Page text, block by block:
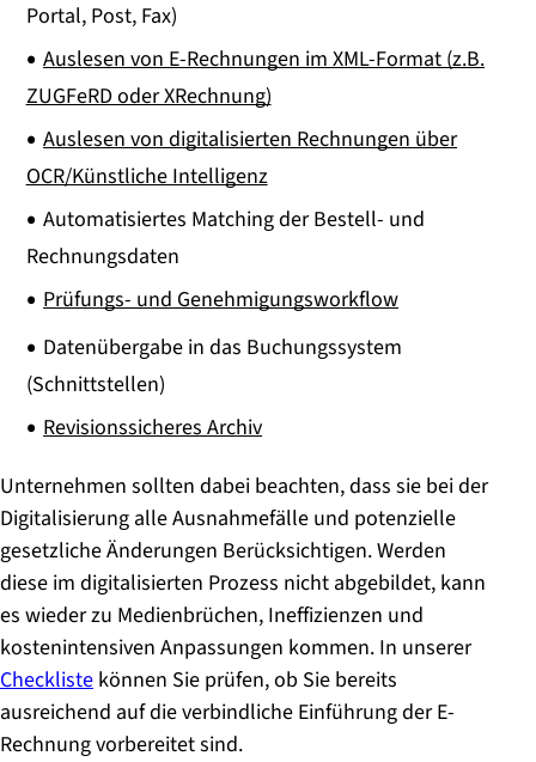
Portal, Post, Fax)
Auslesen von E-Rechnungen im XML-Format (z.B.
ZUGFeRD oder XRechnung)
Auslesen von digitalisierten Rechnungen über
OCR/Künstliche Intelligenz
Automatisiertes Matching der Bestell- und
Rechnungsdaten
Prüfungs- und Genehmigungsworkflow
Datenübergabe in das Buchungssystem
(Schnittstellen)
Revisionssicheres Archiv
Unternehmen sollten dabei beachten, dass sie bei der
Digitalisierung alle Ausnahmefälle und potenzielle
gesetzliche Änderungen Berücksichtigen. Werden
diese im digitalisierten Prozess nicht abgebildet, kann
es wieder zu Medienbrüchen, Ineffizienzen und
kostenintensiven Anpassungen kommen. In unserer
Checkliste können Sie prüfen, ob Sie bereits
ausreichend auf die verbindliche Einführung der E-
Rechnung vorbereitet sind.